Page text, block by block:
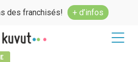
des franchisés! + d’infos